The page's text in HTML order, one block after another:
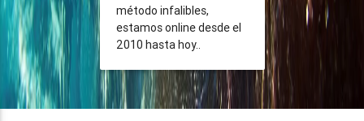
método infalibles,
estamos online desde el
2010 hasta hoy..